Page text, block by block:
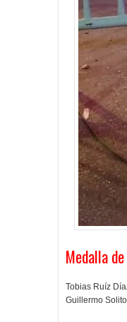
Medalla
Tobias Ruíz
Guillermo